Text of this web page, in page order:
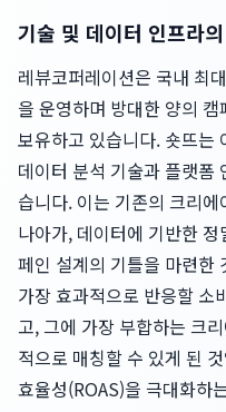
기술 및 데이터 인프라
레뷰코퍼레이션은 국내 최
을 운영하며 방대한 양의
보유하고 있습니다. 숏뜨는
데이터 분석 기술과 플랫폼
습니다. 이는 기존의 크리
나아가, 데이터에 기반한
페인 설계의 기틀을 마련한
가장 효과적으로 반응할 소
고, 그에 가장 부합하는 크
적으로 매칭할 수 있게 된
효율성(ROAS)을 극대화하